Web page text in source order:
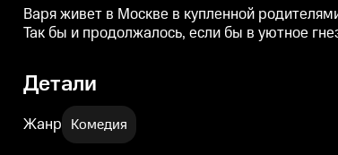
Варя живет в Москве в купленной
Так бы и продолжалось, если бы в уютное
Детали
Жанр Комедия